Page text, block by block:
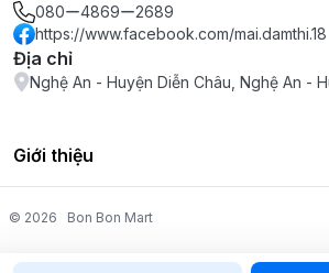
080ー4869ー2689
https://www.facebook.com/mai.damthi.18
Địa chỉ
Nghệ An - Huyện Diễn Châu, Nghệ An -
Giới thiệu
© 2026 Bon Bon Mart